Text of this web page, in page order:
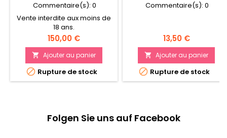
Commentaire(s): 0
Vente interdite aux moins de
18 ans.
Prix
150,00 €
 Ajouter au panier
 Rupture de stock
Commentaire(s): 0
Prix
13,50 €
 Ajouter au panier
 Rupture de stock
Folgen Sie uns auf Facebook